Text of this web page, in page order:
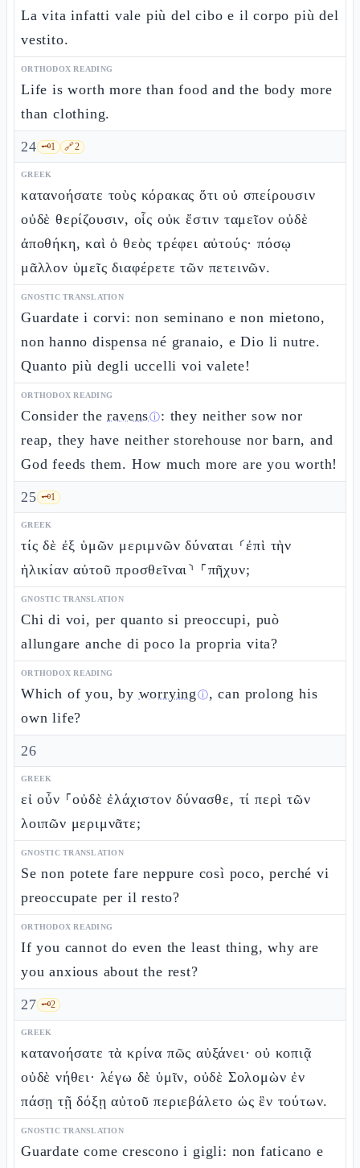
La vita infatti vale più del cibo e il corpo più del
vestito.
ORTHODOX READING
Life is worth more than food and the body more
than clothing.
24 🗝️1 🔗2
GREEK
κατανοήσατε τοὺς κόρακας ὅτι οὐ σπείρουσιν
οὐδὲ θερίζουσιν, οἷς οὐκ ἔστιν ταμεῖον οὐδὲ
ἀποθήκη, καὶ ὁ θεὸς τρέφει αὐτούς· πόσῳ
μᾶλλον ὑμεῖς διαφέρετε τῶν πετεινῶν.
GNOSTIC TRANSLATION
Guardate i corvi: non seminano e non mietono,
non hanno dispensa né granaio, e Dio li nutre.
Quanto più degli uccelli voi valete!
ORTHODOX READING
Consider theravensⓘ: they neither sow nor
reap, they have neither storehouse nor barn, and
God feeds them. How much more are you worth!
25 🗝️1
GREEK
τίς δὲ ἐξ ὑμῶν μεριμνῶν δύναται ⸂ἐπὶ τὴν
ἡλικίαν αὐτοῦ προσθεῖναι⸃ ⸀πῆχυν;
GNOSTIC TRANSLATION
Chi di voi, per quanto si preoccupi, può
allungare anche di poco la propria vita?
ORTHODOX READING
Which of you, by worrying ⓘ, can prolong his
own life?
26
GREEK
εἰ οὖν ⸀οὐδὲ ἐλάχιστον δύνασθε, τί περὶ τῶν
λοιπῶν μεριμνᾶτε;
GNOSTIC TRANSLATION
Se non potete fare neppure così poco, perché vi
preoccupate per il resto?
ORTHODOX READING
If you cannot do even the least thing, why are
you anxious about the rest?
27 🗝️2
GREEK
κατανοήσατε τὰ κρίνα πῶς αὐξάνει· οὐ κοπιᾷ
οὐδὲ νήθει· λέγω δὲ ὑμῖν, οὐδὲ Σολομὼν ἐν
πάσῃ τῇ δόξῃ αὐτοῦ περιεβάλετο ὡς ἓν τούτων.
GNOSTIC TRANSLATION
Guardate come crescono i gigli: non faticano e